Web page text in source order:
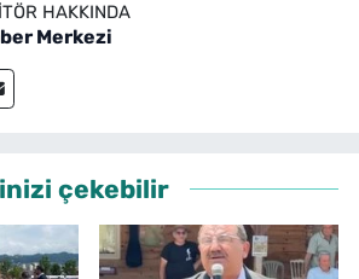
HAKKINDA
Merkezi
çekebilir